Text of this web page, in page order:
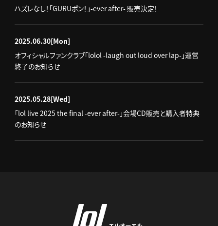
ハズレなし！「GURUポン！」-ever after- 販売決定！
2025.06.30[Mon]
オフィシャルファンクラブ「lolol -laugh out loud over lap-」運営
終了のお知らせ
2025.05.28[Wed]
「lol live 2025 the final -ever after-」会場CD販売と購入者特典
のお知らせ